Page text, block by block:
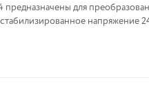
для
напряжение